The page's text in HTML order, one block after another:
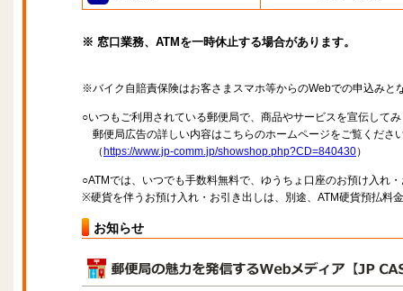
※ 窓口業務、ATMを一時休止する場合があります。
※バイク自賠責保険はお客さまスマホ等からのWebでの申込みと
○いつもご利用されている郵便局で、商品やサービスを宣伝して
郵便局広告の詳しい内容はこちらのホームページをご覧くださ
（ https://www.jp-comm.jp/showshop.php?CD=840430）
○ATMでは、いつでも手数料無料で、ゆうちょ口座のお預け入れ
※硬貨を伴うお預け入れ・お引き出しは、別途、ATM硬貨預払料
お知らせ